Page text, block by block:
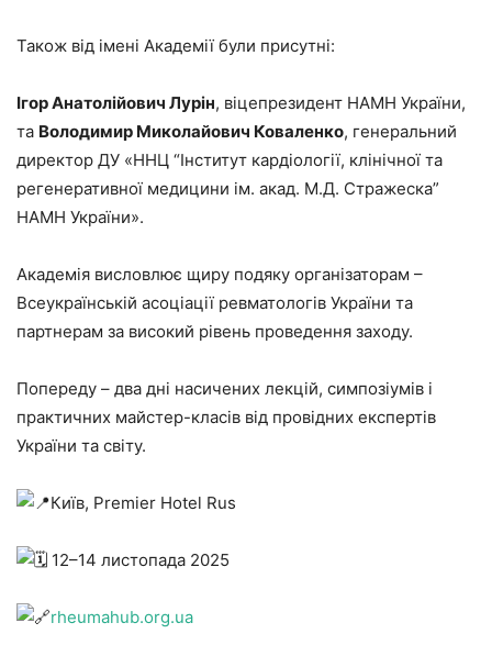
Також від імені Академії були присутні:
Ігор Анатолійович Лурін, віцепрезидент НАМН України,
та Володимир Миколайович Коваленко, генеральний
директор ДУ «ННЦ “Інститут кардіології, клінічної та
регенеративної медицини ім. акад. М.Д. Стражеска”
НАМН України».
Академія висловлює щиру подяку організаторам –
Всеукраїнській асоціації ревматологів України та
партнерам за високий рівень проведення заходу.
Попереду – два дні насичених лекцій, симпозіумів і
практичних майстер-класів від провідних експертів
України та світу.
Київ, Premier Hotel Rus
12–14 листопада 2025
rheumahub.org.ua